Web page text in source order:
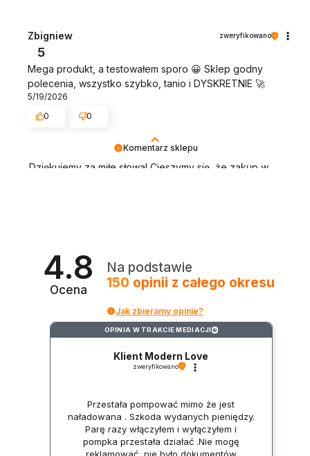
Komentarz sklepu
Dziękujemy za miłe słowa! Cieszymy się, że zakup w
Zbigniew zweryfikowano
5
Mega produkt, a testowałem sporo 😀 Sklep godny
polecenia, wszystko szybko, tanio i DYSKRETNIE 🚀
5/19/2026
0
0
4.8
Ocena
Na podstawie
150 opinii z całego okresu
Jak zbieramy opinie?
OPINIA W TRAKCIE MEDIACJI ?
Klient Modern Love
zweryfikowano
Przestała pompować mimo że jest
naładowana . Szkoda wydanych pieniędzy.
Parę razy włączyłem i wyłączyłem i
pompka przestała działać .Nie mogę